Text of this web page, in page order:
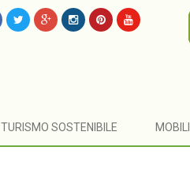
TURISMO SOSTENIBILE